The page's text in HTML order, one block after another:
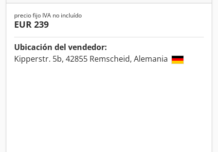
precio fijo IVA no incluído
EUR 239
Ubicación del vendedor:
Kipperstr. 5b, 42855 Remscheid, Alemania